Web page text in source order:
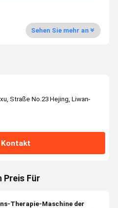
Sehen Sie mehr an
Straße No.23 Hejing, Liwan-
Kontakt
Preis Für
Therapie-Maschine der